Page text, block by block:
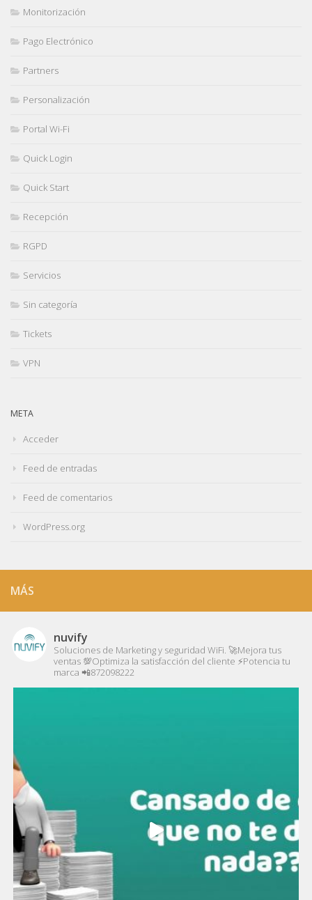
Monitorización
Pago Electrónico
Partners
Personalización
Portal Wi-Fi
Quick Login
Quick Start
Recepción
RGPD
Servicios
Sin categoría
Tickets
VPN
META
Acceder
Feed de entradas
Feed de comentarios
WordPress.org
MÁS
nuvify
Soluciones de Marketing y seguridad WiFi. 🚀Mejora tus
ventas 💯Optimiza la satisfacción del cliente ⚡️Potencia tu
marca 📲872098222